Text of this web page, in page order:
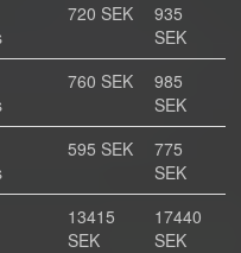
720 SEK
935
SEK
760 SEK
985
SEK
595 SEK
775
SEK
13415
SEK
17440
SEK